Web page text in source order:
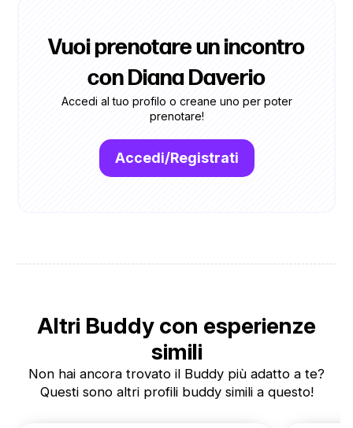
Vuoi prenotare un incontro
con Diana Daverio
Accedi al tuo profilo o creane uno per poter
prenotare!
Accedi/Registrati
Altri Buddy con esperienze
simili
Non hai ancora trovato il Buddy più adatto a te?
Questi sono altri profili buddy simili a questo!